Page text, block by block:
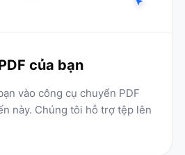
của bạn
vào công cụ chuyển PDF
này. Chúng tôi hỗ trợ tệp lên